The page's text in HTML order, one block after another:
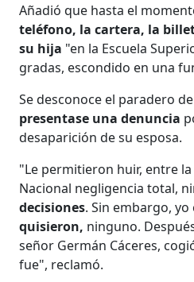
Añadió que hasta el
teléfono, la cartera, la
su hija "en la Escuela
gradas, escondido en una
Se desconoce el paradero
presentase una denuncia
desaparición de su esposa.
"Le permitieron huir, entre la
Nacional negligencia total,
decisiones. Sin embargo,
quisieron, ninguno.
señor Germán Cáceres,
fue", reclamó.